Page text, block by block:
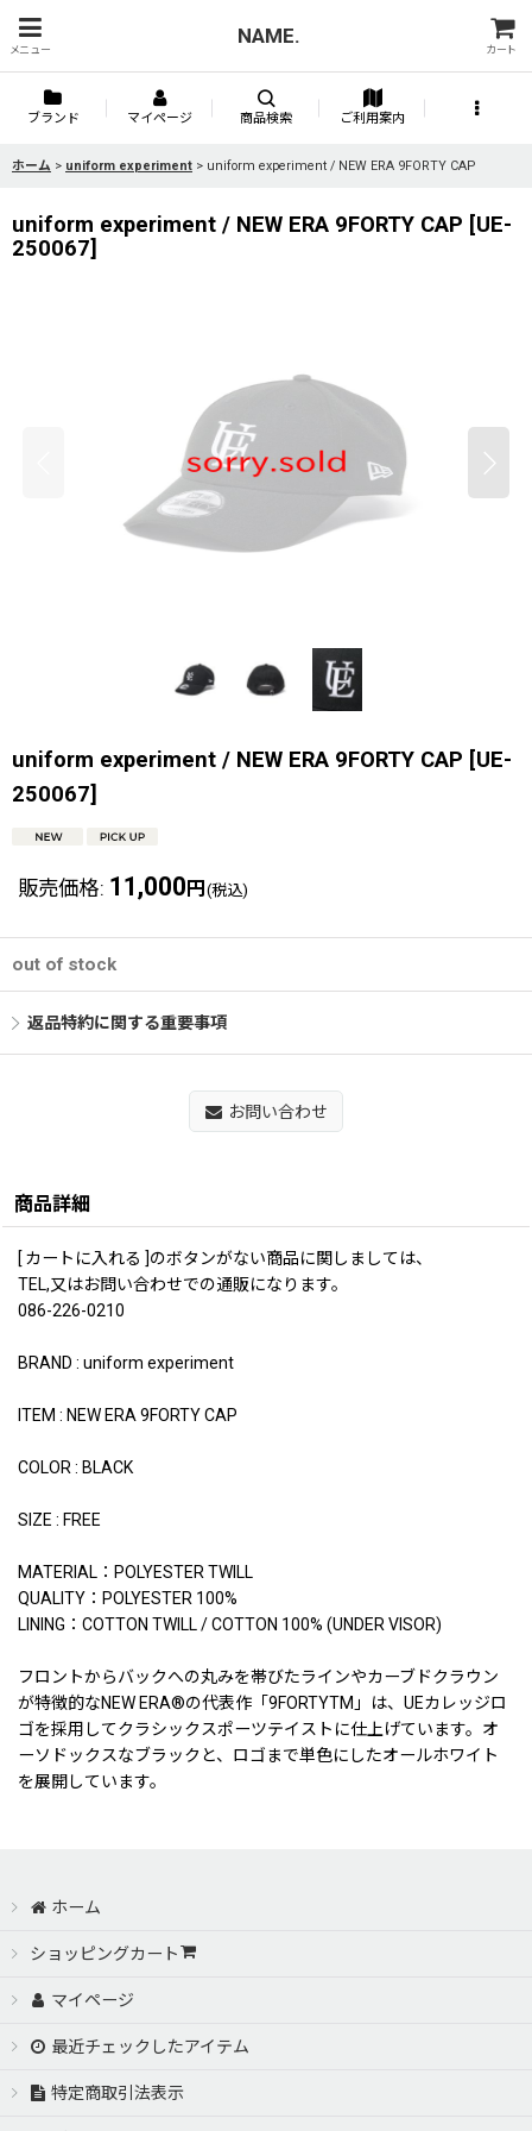
メニュー
NAME.
カート
ブランド マイページ 商品検索 ご利用案内
ホーム > uniform experiment > uniform experiment / NEW ERA 9FORTY CAP
uniform experiment / NEW ERA 9FORTY CAP [UE-
250067]
uniform experiment / NEW ERA 9FORTY CAP [UE-
250067]
販売価格: 11,000 円 (税込)
out of stock
返品特約に関する重要事項
お問い合わせ
商品詳細
[ カートに入れる ]のボタンがない商品に関しましては、
TEL,又はお問い合わせでの通販になります。
086-226-0210
BRAND : uniform experiment
ITEM : NEW ERA 9FORTY CAP
COLOR : BLACK
SIZE : FREE
MATERIAL：POLYESTER TWILL
QUALITY：POLYESTER 100%
LINING：COTTON TWILL / COTTON 100% (UNDER VISOR)
フロントからバックへの丸みを帯びたラインやカーブドクラウン
が特徴的なNEW ERA®の代表作「9FORTYTM」は、UEカレッジロ
ゴを採用してクラシックスポーツテイストに仕上げています。オ
ーソドックスなブラックと、ロゴまで単色にしたオールホワイト
を展開しています。
ホーム
ショッピングカート
マイページ
最近チェックしたアイテム
特定商取引法表示